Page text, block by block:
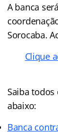
A banca
Sorocaba.
Clique
Saiba
abaixo:
Banca